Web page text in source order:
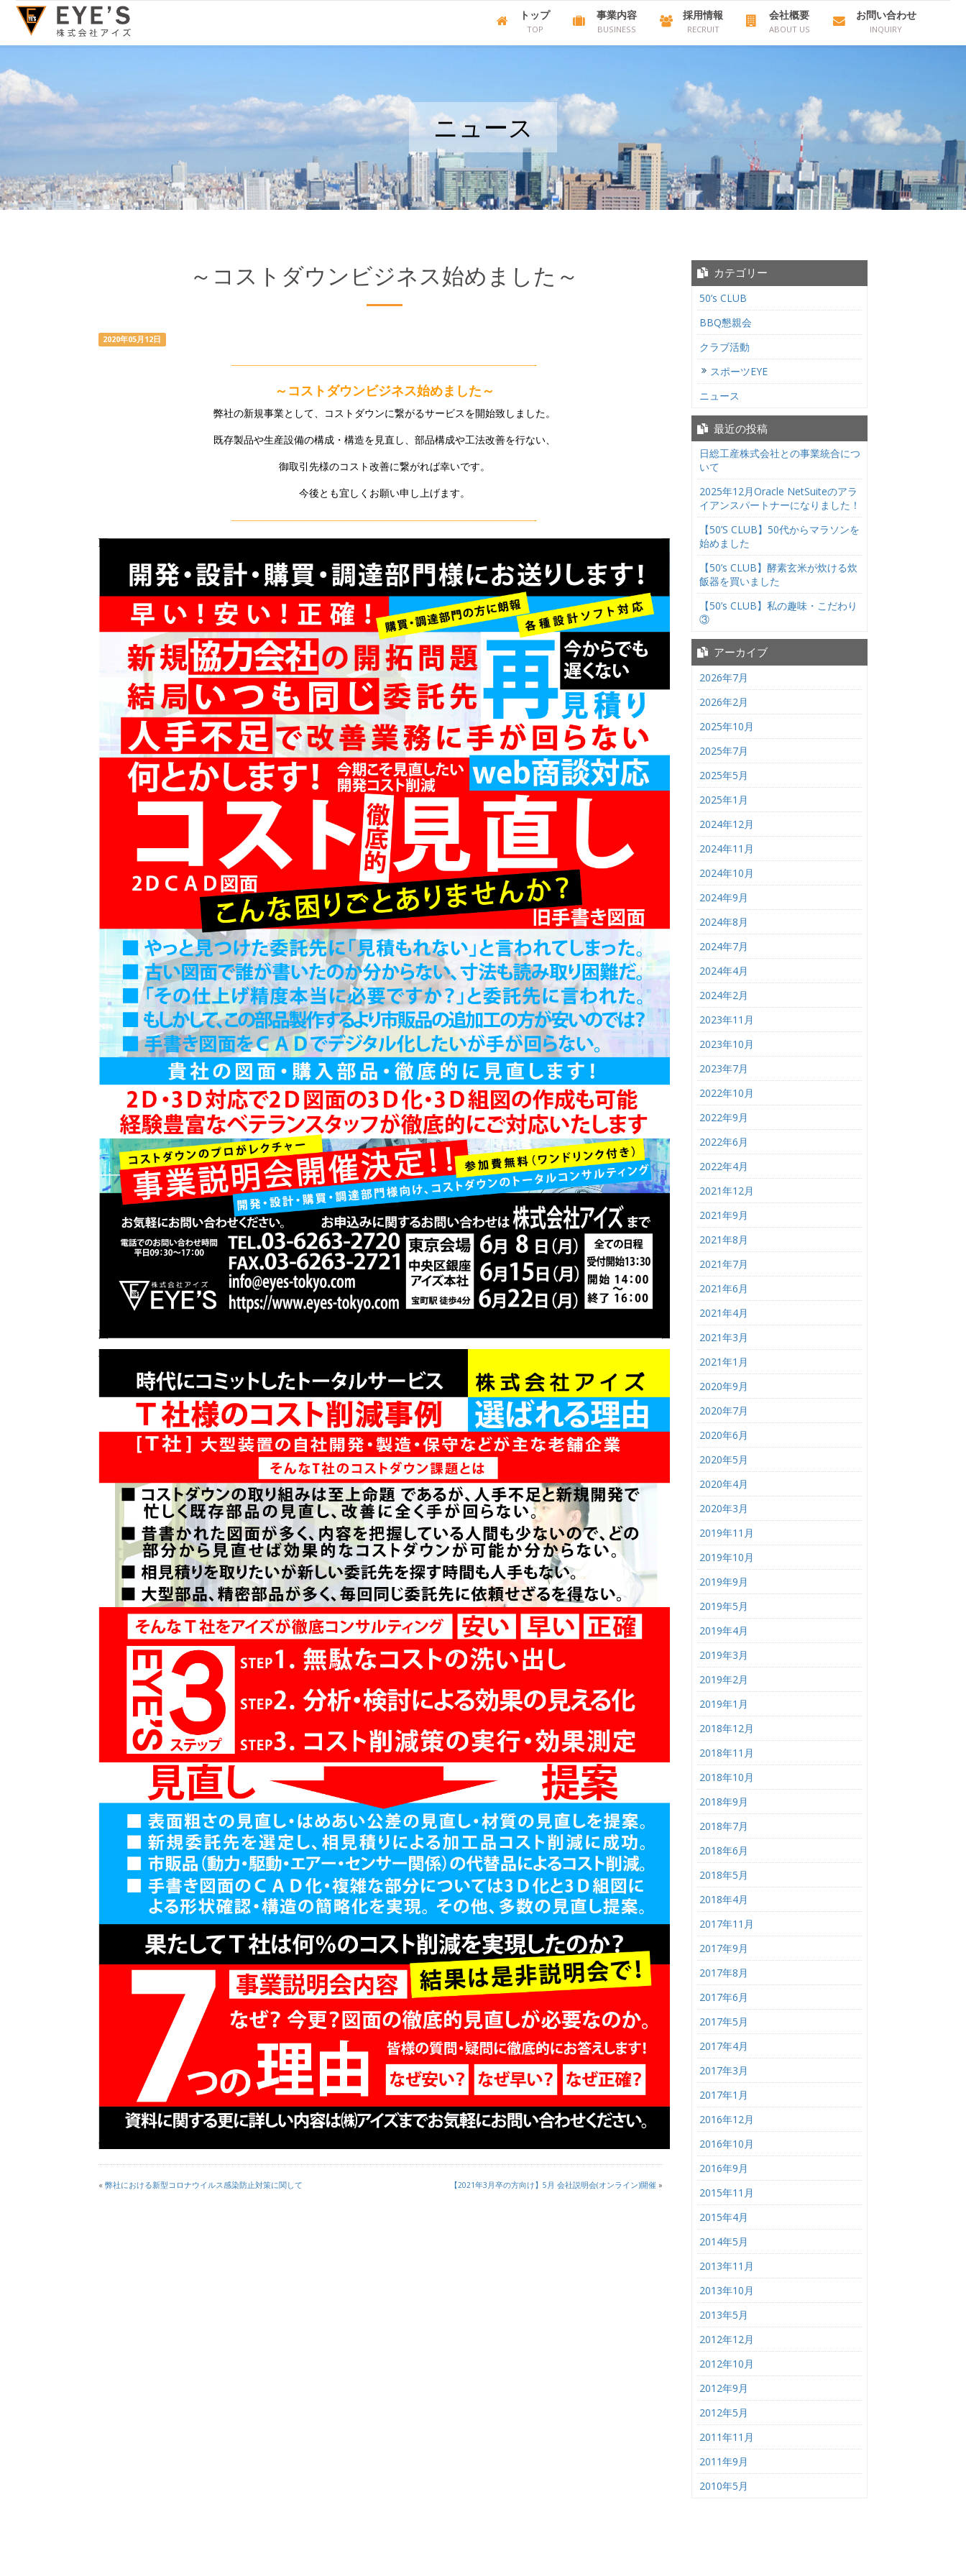
トップ
TOP
事業内容
BUSINESS
採用情報
RECRUIT
会社概要
ABOUT US
お問い合わせ
INQUIRY
ニュース
～コストダウンビジネス始めました～
2020年05月12日
——————————————————————————————-
～コストダウンビジネス始めました～
弊社の新規事業として、コストダウンに繋がるサービスを開始致しました。
既存製品や生産設備の構成・構造を見直し、部品構成や工法改善を行ない、
御取引先様のコスト改善に繋がれば幸いです。
今後とも宜しくお願い申し上げます。
——————————————————————————————-
« 弊社における新型コロナウイルス感染防止対策に関して 【2021年3月卒の方向け】5月 会社説明会(オンライン)開催 »
カテゴリー
50’s CLUB
BBQ懇親会
クラブ活動
スポーツEYE
ニュース
最近の投稿
日総工産株式会社との事業統合につ
いて
2025年12月Oracle NetSuiteのアラ
イアンスパートナーになりました！
【50’S CLUB】50代からマラソンを
始めました
【50’s CLUB】酵素玄米が炊ける炊
飯器を買いました
【50’s CLUB】私の趣味・こだわり
③
アーカイブ
2026年7月
2026年2月
2025年10月
2025年7月
2025年5月
2025年1月
2024年12月
2024年11月
2024年10月
2024年9月
2024年8月
2024年7月
2024年4月
2024年2月
2023年11月
2023年10月
2023年7月
2022年10月
2022年9月
2022年6月
2022年4月
2021年12月
2021年9月
2021年8月
2021年7月
2021年6月
2021年4月
2021年3月
2021年1月
2020年9月
2020年7月
2020年6月
2020年5月
2020年4月
2020年3月
2019年11月
2019年10月
2019年9月
2019年5月
2019年4月
2019年3月
2019年2月
2019年1月
2018年12月
2018年11月
2018年10月
2018年9月
2018年7月
2018年6月
2018年5月
2018年4月
2017年11月
2017年9月
2017年8月
2017年6月
2017年5月
2017年4月
2017年3月
2017年1月
2016年12月
2016年10月
2016年9月
2015年11月
2015年4月
2014年5月
2013年11月
2013年10月
2013年5月
2012年12月
2012年10月
2012年9月
2012年5月
2011年11月
2011年9月
2010年5月